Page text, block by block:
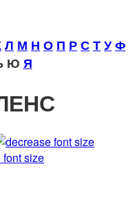
Л М Н О П РСТУФ
Ю Я